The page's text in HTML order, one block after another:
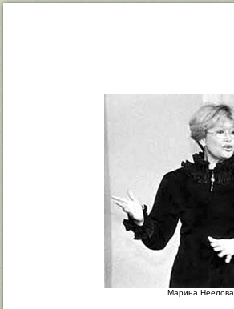
Марина Неелова